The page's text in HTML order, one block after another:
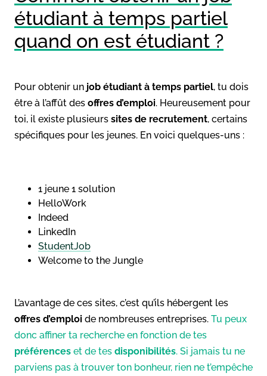
étudiant à temps partiel
quand on est étudiant ?
Pour obtenir un job étudiant à temps partiel, tu dois
être à l’affût des offres d’emploi. Heureusement pour
toi, il existe plusieurs sites de recrutement, certains
spécifiques pour les jeunes. En voici quelques-uns :
1 jeune 1 solution
HelloWork
Indeed
LinkedIn
StudentJob
Welcome to the Jungle
L’avantage de ces sites, c’est qu’ils hébergent les
offres d’emploi de nombreuses entreprises. Tu peux
donc affiner ta recherche en fonction de tes
préférences et de tes disponibilités. Si jamais tu ne
parviens pas à trouver ton bonheur, rien ne t’empêche